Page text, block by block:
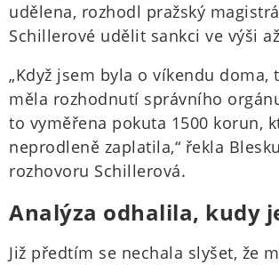
udělena, rozhodl pražský
Schillerové udělit sankci ve výši
„Když jsem byla o víkendu doma,
měla rozhodnutí správního
to vyměřena pokuta 1500 korun,
neprodleně zaplatila,“ řekla
rozhovoru Schillerová.
​Analýza odhalila, kudy
Již předtím se nechala slyšet, že